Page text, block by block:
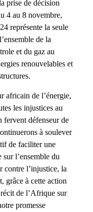
prise de décision
4 au 8 novembre,
représente la seule
de la
et du gaz au
renouvelables et
africain de l’énergie,
les injustices au
fervent défenseur de
à soulever
de faciliter une
l’ensemble du
contre l’injustice, la
grâce à cette action
de l’Afrique sur
promesse